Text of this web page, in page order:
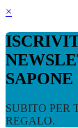
×
SAPONE
SUBITO PER
REGALO.